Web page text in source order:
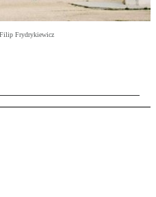
Frydrykiewicz